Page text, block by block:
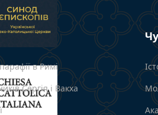
в Римі
Сергія і Вакха